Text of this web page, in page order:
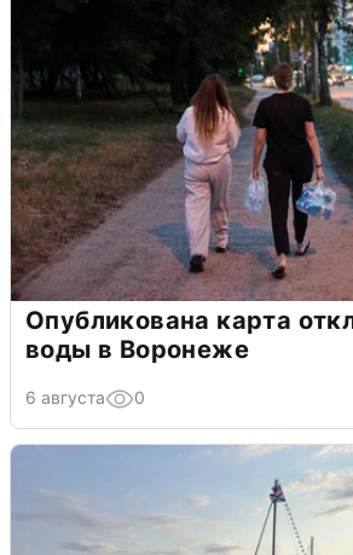
Опубликована карта
воды в Воронеже
6 августа 0